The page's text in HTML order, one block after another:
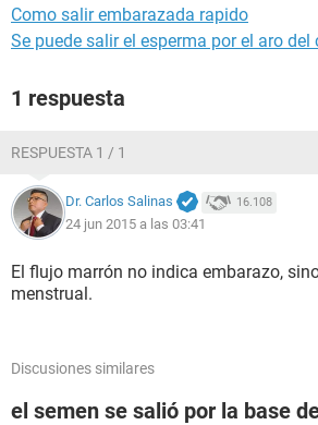
Como salir embarazada rapido
Se puede salir el esperma por el aro del
1 respuesta
RESPUESTA 1 / 1
Dr. Carlos Salinas 16.108
24 jun 2015 a las 03:41
El flujo marrón no indica embarazo,
menstrual.
Discusiones similares
el semen se salió por la base